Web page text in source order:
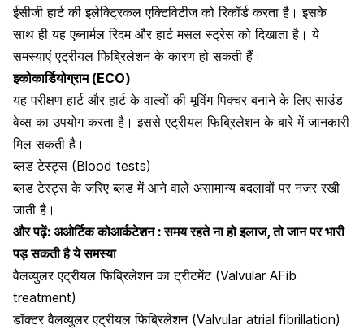
ईसीजी हार्ट की इलेक्ट्रिकल एक्टिविटीज को रिकॉर्ड करता है। इसके
साथ ही यहएब्नार्मल रिदमऔर हार्ट मसल स्ट्रेस को दिखाता है। ये
समस्याएं एट्रीयल फिब्रिलेशन के कारण हो सकती हैं।
इकोकार्डियोग्राम (ECO)
यह परीक्षणहार्ट और हार्ट के वाल्वोंकी मूविंग पिक्चर बनाने के लिए साउंड
वेव्स का उपयोग करता है। इससे एट्रीयल फिब्रिलेशन के बारे में जानकारी
मिल सकती है।
ब्लड टेस्ट्स (Blood tests)
ब्लड टेस्ट्स के जरिए ब्लड में आने वाले असामान्य बदलावों पर नजर रखी
जाती है।
और पढ़ें: अओर्टिक कोआर्कटेशन : समय रहते ना हो इलाज, तो जान पर भारी
पड़ सकती है ये समस्या
वैलव्युलर एट्रीयल फिब्रिलेशन का ट्रीटमेंट (Valvular AFib
treatment)
डॉक्टर वैलव्युलर एट्रीयल फिब्रिलेशन (Valvular atrial fibrillation)